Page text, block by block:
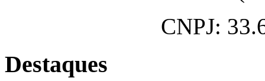
CNPJ:
Destaques